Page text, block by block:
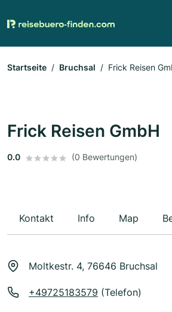
Startseite Bruchsal Frick Reisen
Frick Reisen GmbH
0.0 (0 Bewertungen)
Kontakt Info Map
Moltkestr. 4, 76646 Bruchsal
+49725183579 (Telefon)